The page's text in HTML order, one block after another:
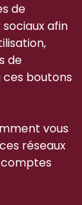
de
afin
de
boutons
vous
réseaux